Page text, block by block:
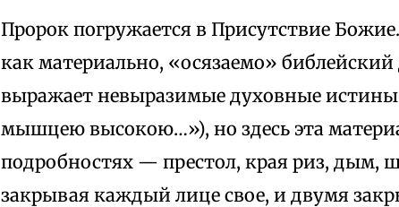
Пророк погружается в Присутствие
как материально, «осязаемо»
выражает невыразимые духовные
мышцею высокою…»), но здесь эта
подробностях — престол, края риз, дым,
закрывая каждый лице свое, и двумя